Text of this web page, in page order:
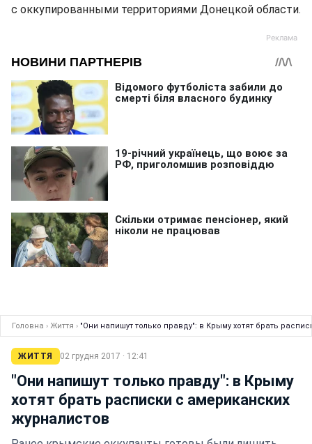
с оккупированными территориями Донецкой области.
Головна › Життя › "Они напишут только правду": в Крыму хотят брать
ЖИТТЯ 02 грудня 2017 · 12:41
"Они напишут только правду": в Крыму
хотят брать расписки с американских
журналистов